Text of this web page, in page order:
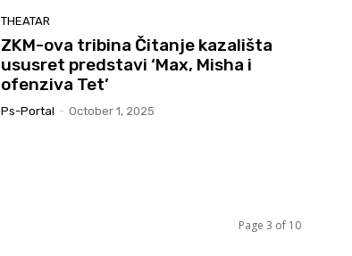
THEATAR
ZKM-ova tribina Čitanje kazališta
ususret predstavi ‘Max, Misha i
ofenziva Tet’
Ps-Portal - October 1, 2025
Page 3 of 10